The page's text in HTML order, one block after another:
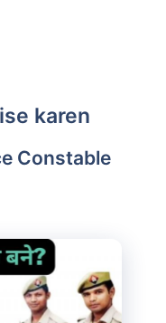
karen
Constable